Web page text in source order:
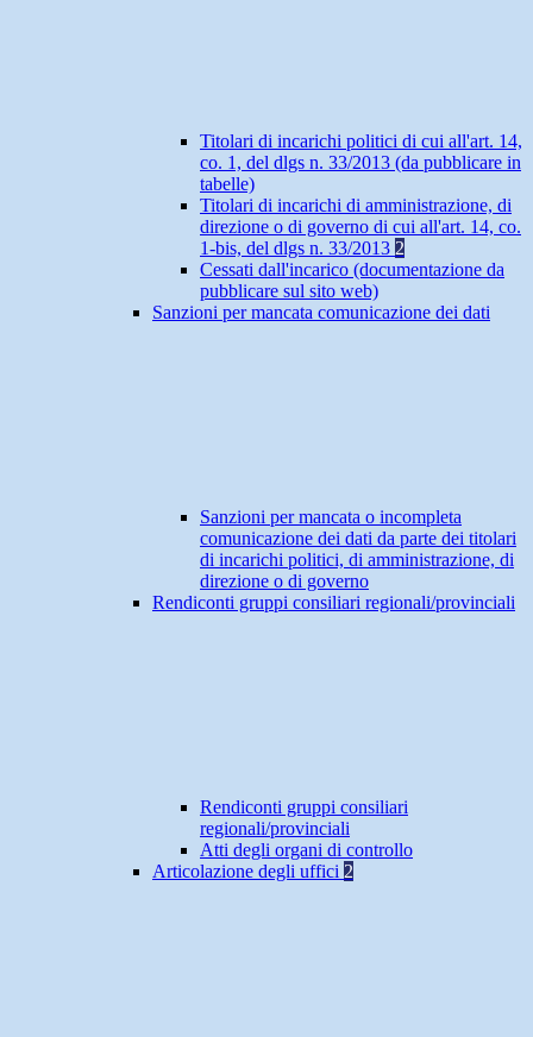
Titolari di incarichi politici di cui all'art. 14,
co. 1, del dlgs n. 33/2013 (da pubblicare in
tabelle)
Titolari di incarichi di amministrazione, di
direzione o di governo di cui all'art. 14, co.
1-bis, del dlgs n. 33/2013 2
Cessati dall'incarico (documentazione da
pubblicare sul sito web)
Sanzioni per mancata comunicazione dei dati
Sanzioni per mancata o incompleta
comunicazione dei dati da parte dei titolari
di incarichi politici, di amministrazione, di
direzione o di governo
Rendiconti gruppi consiliari regionali/provinciali
Rendiconti gruppi consiliari
regionali/provinciali
Atti degli organi di controllo
Articolazione degli uffici 2